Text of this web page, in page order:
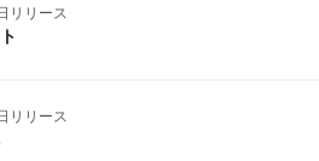
リリース
リリース